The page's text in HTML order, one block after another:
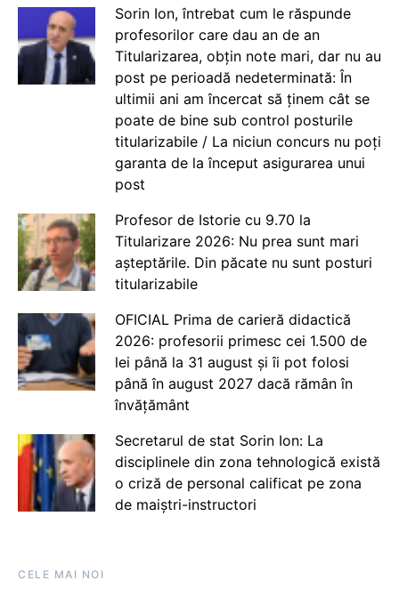
Sorin Ion, întrebat cum le răspunde
profesorilor care dau an de an
Titularizarea, obțin note mari, dar nu au
post pe perioadă nedeterminată: În
ultimii ani am încercat să ținem cât se
poate de bine sub control posturile
titularizabile / La niciun concurs nu poți
garanta de la început asigurarea unui
post
Profesor de Istorie cu 9.70 la
Titularizare 2026: Nu prea sunt mari
așteptările. Din păcate nu sunt posturi
titularizabile
OFICIAL Prima de carieră didactică
2026: profesorii primesc cei 1.500 de
lei până la 31 august și îi pot folosi
până în august 2027 dacă rămân în
învățământ
Secretarul de stat Sorin Ion: La
disciplinele din zona tehnologică există
o criză de personal calificat pe zona
de maiștri-instructori
CELE MAI NOI